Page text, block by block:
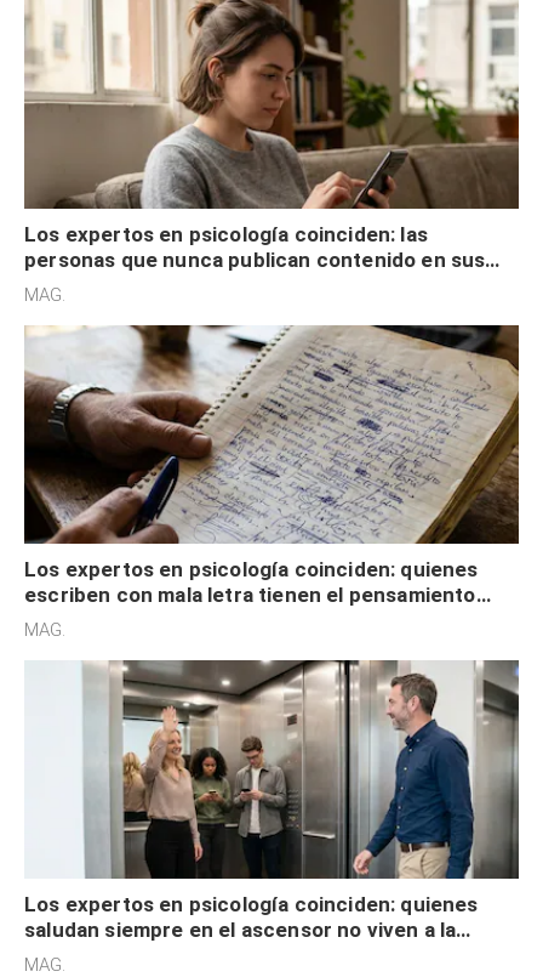
Los expertos en psicología coinciden: las
personas que nunca publican contenido en sus
redes sociales no pretenden buscar validación
MAG.
Los expertos en psicología coinciden: quienes
escriben con mala letra tienen el pensamiento
acelerado y no lo hacen por desinterés
MAG.
Los expertos en psicología coinciden: quienes
saludan siempre en el ascensor no viven a la
defensiva y tienen apertura social
MAG.